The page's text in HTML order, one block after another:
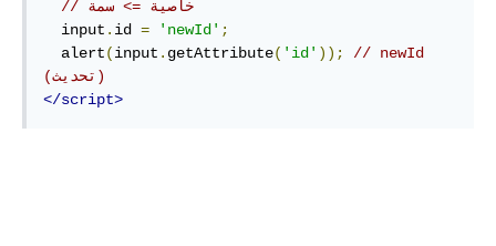
  input
. id = 'newId' ;
  alert
(input . getAttribute( 'id' ));
// newId
(تحديث)
</script>